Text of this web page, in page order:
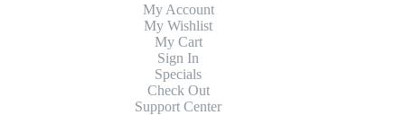
My Account
My Wishlist
My Cart
Sign In
Specials
Check Out
Support Center